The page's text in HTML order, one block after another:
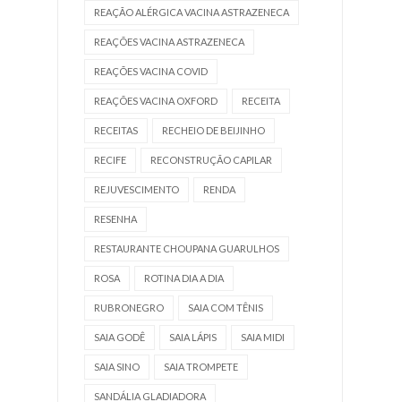
REAÇÃO ALÉRGICA VACINA ASTRAZENECA
REAÇÕES VACINA ASTRAZENECA
REAÇÕES VACINA COVID
REAÇÕES VACINA OXFORD RECEITA
RECEITAS RECHEIO DE BEIJINHO
RECIFE RECONSTRUÇÃO CAPILAR
REJUVESCIMENTO RENDA
RESENHA
RESTAURANTE CHOUPANA GUARULHOS
ROSA ROTINA DIA A DIA
RUBRONEGRO SAIA COM TÊNIS
SAIA GODÊ SAIA LÁPIS SAIA MIDI
SAIA SINO SAIA TROMPETE
SANDÁLIA GLADIADORA